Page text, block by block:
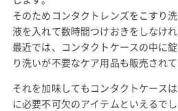
そのためコンタクトレンズをこすり
液を入れて数時間つけおきをしなけれ
最近では、コンタクトケースの中に
り洗いが不要なケア用品も販売されて
それを加味してもコンタクトケース
に必要不可欠のアイテムといえるでし